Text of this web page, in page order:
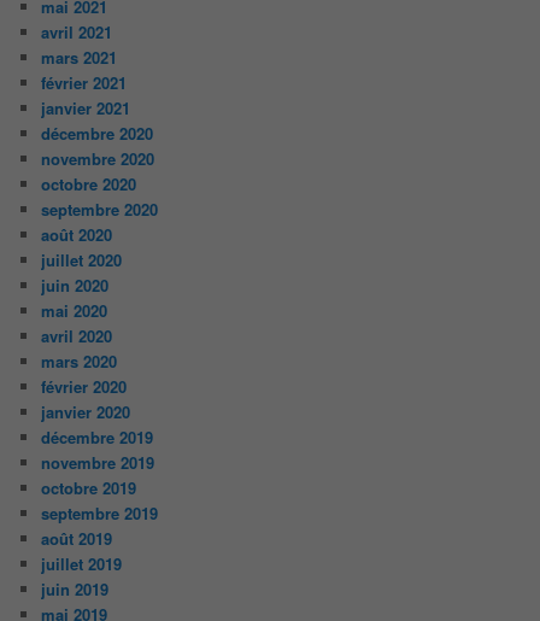
mai 2021
avril 2021
mars 2021
février 2021
janvier 2021
décembre 2020
novembre 2020
octobre 2020
septembre 2020
août 2020
juillet 2020
juin 2020
mai 2020
avril 2020
mars 2020
février 2020
janvier 2020
décembre 2019
novembre 2019
octobre 2019
septembre 2019
août 2019
juillet 2019
juin 2019
mai 2019